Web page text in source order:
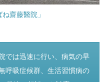
齋藤醫院」
では迅速に行い、病気の早
呼吸症候群、生活習慣病の